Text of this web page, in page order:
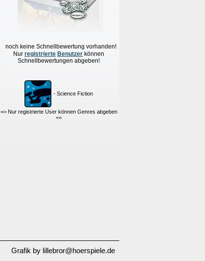
noch keine Schnellbewertung vorhanden!
Nur registrierte Benutzer können
Schnellbewertungen abgeben!
- Science Fiction
=> Nur registrierte User können Genres abgeben
<=
Grafik by lillebror@hoerspiele.de